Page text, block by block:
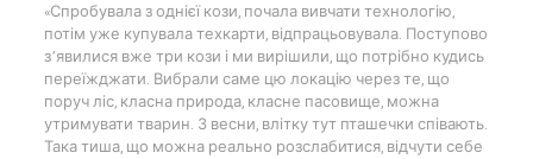
«Спробувала з однієї кози, почала вивчати технологію,
потім уже купувала техкарти, відпрацьовувала. Поступово
з’явилися вже три кози і ми вирішили, що потрібно кудись
переїжджати. Вибрали саме цю локацію через те, що
поруч ліс, класна природа, класне пасовище, можна
утримувати тварин. З весни, влітку тут пташечки співають.
Така тиша, що можна реально розслабитися, відчути себе